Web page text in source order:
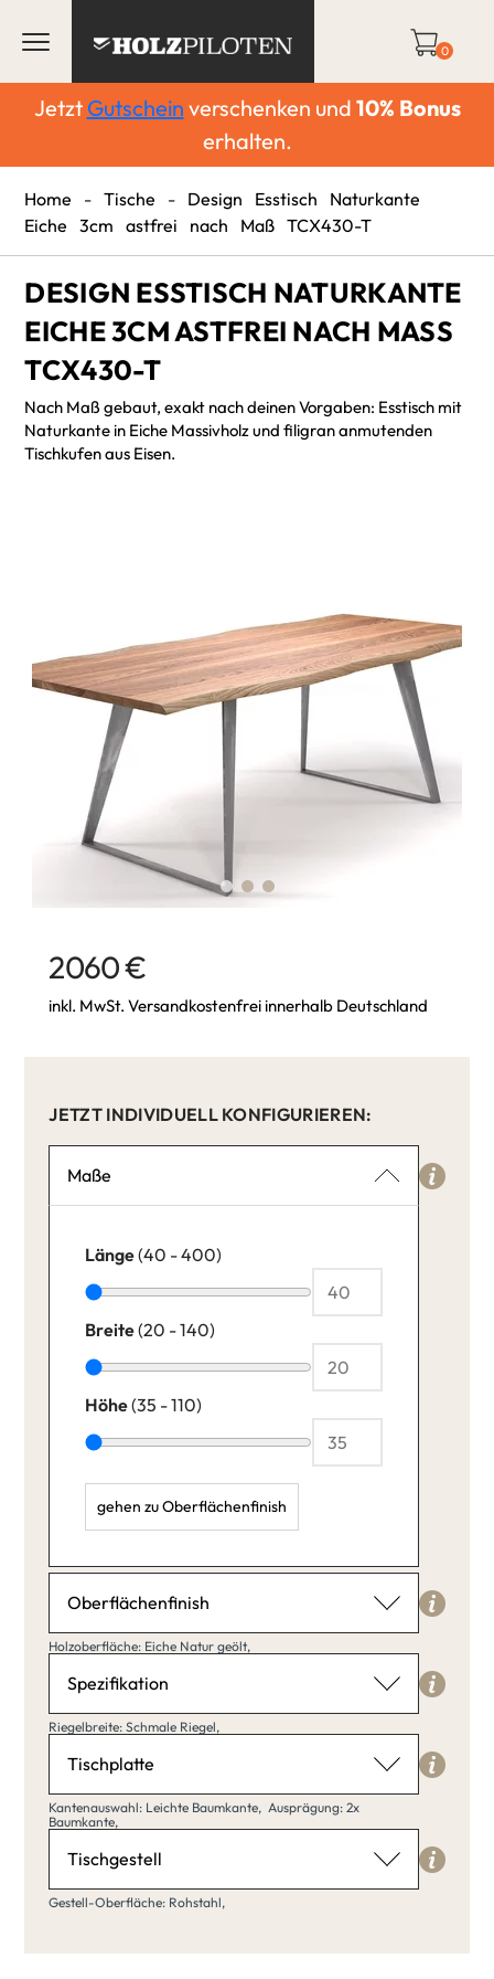
0
Jetzt Gutschein verschenken und 10% Bonus
erhalten.
Home - Tische - Design Esstisch Naturkante
Eiche 3cm astfrei nach Maß TCX430-T
DESIGN ESSTISCH NATURKANTE
EICHE 3CM ASTFREI NACH MASS T
CX430-T
Nach Maß gebaut, exakt nach deinen Vorgaben: Esstisch mit
Naturkante in Eiche Massivholz und filigran anmutenden
Tischkufen aus Eisen.
2060 €
inkl. MwSt. Versandkostenfrei innerhalb Deutschland
JETZT INDIVIDUELL KONFIGURIEREN:
Maße
Länge(40 - 400)
Breite(20 - 140)
Höhe(35 - 110)
gehen zu Oberflächenfinish
Oberflächenfinish
Holzoberfläche
Eiche Natur geölt
Eiche Natur
geölt
Eiche klar
matt lackiert
Holzoberfläche: Eiche Natur geölt,
Spezifikation
Riegelbreite
Schmale Riegel
Schmale
Riegel
Riegelbreite: Schmale Riegel,
Tischplatte
Kantenauswahl
Leichte Baumkante
Leichte
Starke
Kantenauswahl: Leichte Baumkante,Ausprägung: 2x
Baumkante,
Tischgestell
Gestell-Oberfläche
Gestell-Oberfläche: Rohstahl,